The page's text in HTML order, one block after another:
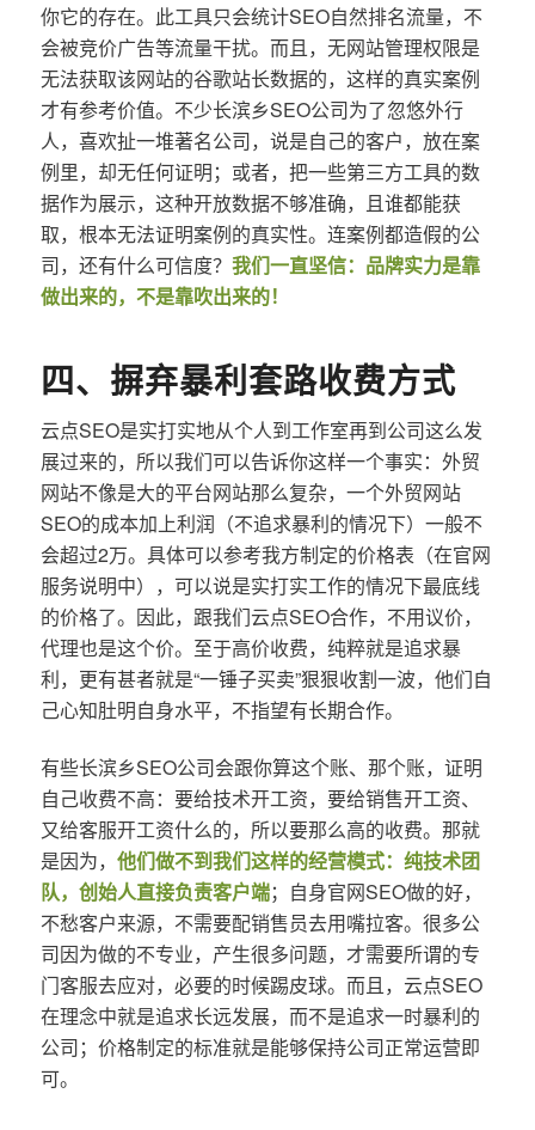
你它的存在。此工具只会统计SEO自然排名流量，不
会被竞价广告等流量干扰。而且，无网站管理权限是
无法获取该网站的谷歌站长数据的，这样的真实案例
才有参考价值。不少长滨乡SEO公司为了忽悠外行
人，喜欢扯一堆著名公司，说是自己的客户，放在案
例里，却无任何证明；或者，把一些第三方工具的数
据作为展示，这种开放数据不够准确，且谁都能获
取，根本无法证明案例的真实性。连案例都造假的公
司，还有什么可信度？ 我们一直坚信：品牌实力是靠
做出来的，不是靠吹出来的！
四、摒弃暴利套路收费方式
云点SEO是实打实地从个人到工作室再到公司这么发
展过来的，所以我们可以告诉你这样一个事实：外贸
网站不像是大的平台网站那么复杂，一个外贸网站
SEO的成本加上利润（不追求暴利的情况下）一般不
会超过2万。具体可以参考我方制定的价格表（在官网
服务说明中），可以说是实打实工作的情况下最底线
的价格了。因此，跟我们云点SEO合作，不用议价，
代理也是这个价。至于高价收费，纯粹就是追求暴
利，更有甚者就是“一锤子买卖”狠狠收割一波，他们自
己心知肚明自身水平，不指望有长期合作。
有些长滨乡SEO公司会跟你算这个账、那个账，证明
自己收费不高：要给技术开工资，要给销售开工资、
又给客服开工资什么的，所以要那么高的收费。那就
是因为， 他们做不到我们这样的经营模式：纯技术团
队，创始人直接负责客户端；自身官网SEO做的好，
不愁客户来源，不需要配销售员去用嘴拉客。很多公
司因为做的不专业，产生很多问题，才需要所谓的专
门客服去应对，必要的时候踢皮球。而且，云点SEO
在理念中就是追求长远发展，而不是追求一时暴利的
公司；价格制定的标准就是能够保持公司正常运营即
可。